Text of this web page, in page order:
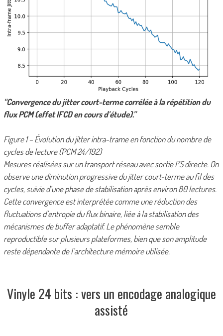
“Convergence du jitter court-terme corrélée à la répétition du
flux PCM (effet IFCD en cours d’étude).”
Figure 1 – Évolution du jitter intra-trame en fonction du nombre de
cycles de lecture (PCM 24/192)
Mesures réalisées sur un transport réseau avec sortie I²S directe. On
observe une diminution progressive du jitter court-terme au fil des
cycles, suivie d’une phase de stabilisation après environ 80 lectures.
Cette convergence est interprétée comme une réduction des
fluctuations d’entropie du flux binaire, liée à la stabilisation des
mécanismes de buffer adaptatif. Le phénomène semble
reproductible sur plusieurs plateformes, bien que son amplitude
reste dépendante de l’architecture mémoire utilisée.
Vinyle 24 bits : vers un encodage analogique
assisté